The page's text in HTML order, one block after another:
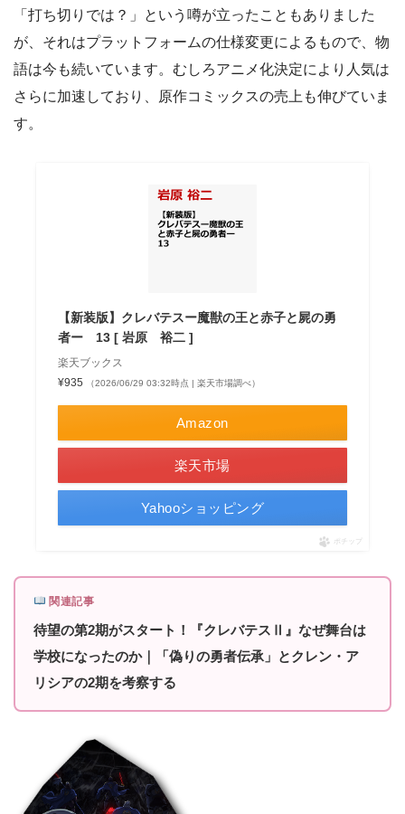
「打ち切りでは？」という噂が立ったこともありました
が、それはプラットフォームの仕様変更によるもので、物
語は今も続いています。むしろアニメ化決定により人気は
さらに加速しており、原作コミックスの売上も伸びていま
す。
【新装版】クレバテスー魔獣の王と赤子と屍の勇
者ー 13 [ 岩原 裕二 ]
楽天ブックス
¥935
（2026/06/29 03:32時点 | 楽天市場調べ）
Amazon
楽天市場
Yahooショッピング
ポチップ
関連記事
待望の第2期がスタート！『クレバテスⅡ』なぜ舞台は
学校になったのか｜「偽りの勇者伝承」とクレン・ア
リシアの2期を考察する